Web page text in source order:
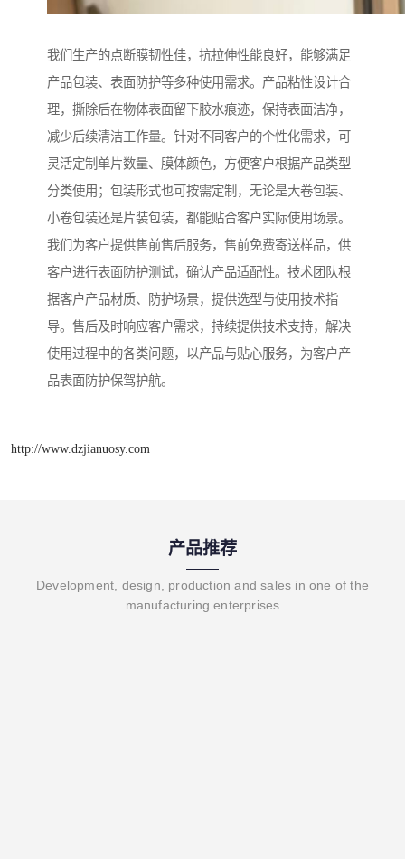
我们生产的点断膜韧性佳，抗拉伸性能良好，能够满足
产品包装、表面防护等多种使用需求。产品粘性设计合
理，撕除后在物体表面留下胶水痕迹，保持表面洁净，
减少后续清洁工作量。针对不同客户的个性化需求，可
灵活定制单片数量、膜体颜色，方便客户根据产品类型
分类使用；包装形式也可按需定制，无论是大卷包装、
小卷包装还是片装包装，都能贴合客户实际使用场景。
我们为客户提供售前售后服务，售前免费寄送样品，供
客户进行表面防护测试，确认产品适配性。技术团队根
据客户产品材质、防护场景，提供选型与使用技术指
导。售后及时响应客户需求，持续提供技术支持，解决
使用过程中的各类问题，以产品与贴心服务，为客户产
品表面防护保驾护航。
http://www.dzjianuosy.com
产品推荐
Development, design, production and sales in one of the
manufacturing enterprises